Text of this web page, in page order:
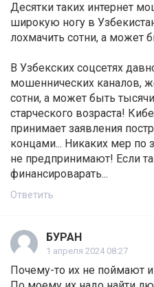
Десятки таких интернет
широкую ногу в
лохмачить сотни, а может
В Узбекских соцсетях
мошеннических каналов,
сотни, а может быть
старческого возраста!
принимает заявления
концами... Никаких мер по
не предпринимают! Если
финансироварать...
Ответить
БУРАН
1 апреля 2024 08:27
Почему-то их не поймают